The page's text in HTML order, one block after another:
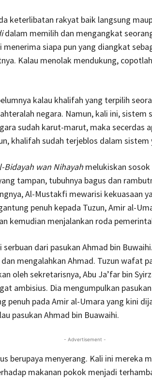
keterlibatan rakyat baik langsung
dalam memilih dan mengangkat
menerima siapa pun yang diangkat
Kalau menolak mendukung,
kalau khalifah yang terpilih
negara. Namun, kali ini, sistem
sudah karut-marut, maka secerdas
khalifah sudah terjeblos dalam sistem
Bidayah wan Nihayahmelukiskan
tampan, tubuhnya bagus dan
Al-Mustakfi mewarisi kekuasaan
penuh kepada Tuzun, Amir al-
kemudian menjalankan roda
serbuan dari pasukan Ahmad bin
mengalahkan Ahmad. Tuzun wafat
oleh sekretarisnya, Abu Ja’far bin
ambisius. Dia mengumpulkan
penuh pada Amir al-Umara yang kini
pasukan Ahmad bin Buawaihi.
- Advertisement -
berupaya menyerang. Kali ini mereka
makanan pokok menjadi